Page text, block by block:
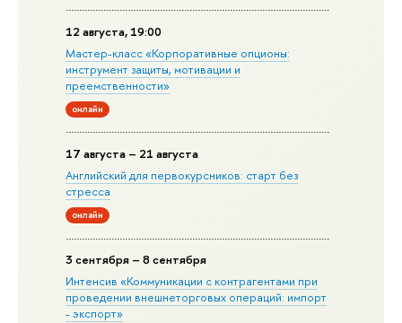
12 августа, 19:00
Мастер-класс «Корпоративные опционы:
инструмент защиты, мотивации и
преемственности»
онлайн
17 августа – 21 августа
Английский для первокурсников: старт без
стресса
онлайн
3 сентября – 8 сентября
Интенсив «Коммуникации с контрагентами при
проведении внешнеторговых операций: импорт
- экспорт»